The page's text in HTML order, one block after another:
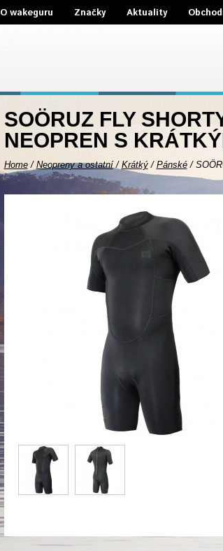
O wakeguru Značky Aktuality
SOÖRUZ FLY
NEOPREN S
Home/ Neopreny a ostatní/ Krátký/ Pánské/